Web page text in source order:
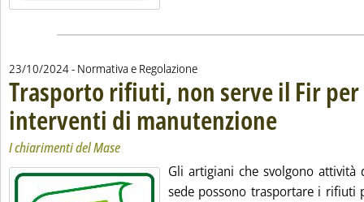
23/10/2024- Normativa e Regolazione
Trasporto rifiuti, non serve il Fir
interventi di manutenzione . Sottotitolo: I
. Pubblicata
I chiarimenti del Mase
Gli artigiani che svolgono
sede possono trasportare i rifiuti